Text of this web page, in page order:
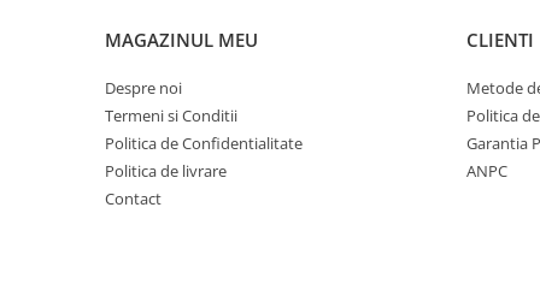
MAGAZINUL MEU
Despre noi
Termeni si Conditii
Politica de Confidentialitate
Politica de livrare
Contact
CLIENTI
Metode
Politica
Garantia
ANPC